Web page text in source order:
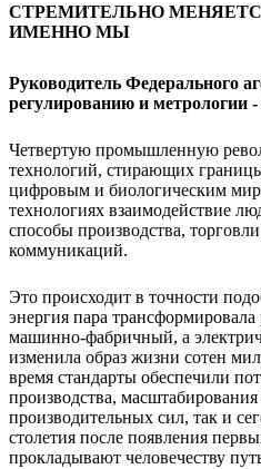
СТРЕМИТЕЛЬНО
ИМЕННО МЫ
Руководитель Федерального
регулированию и метрологии
Четвертую промышленную
технологий, стирающих
цифровым и биологическим
технологиях взаимодействие
способы производства,
коммуникаций.
Это происходит в точности
энергия пара
машинно-фабричный, а
изменила образ жизни сотен
время стандарты обеспечили
производства, масштабирования
производительных сил, так и
столетия после появления
прокладывают человечеству